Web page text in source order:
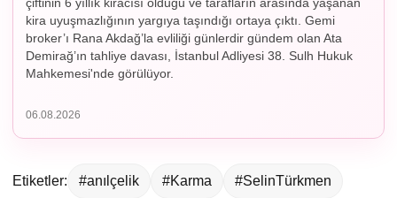
kira uyuşmazlığının yargıya taşındığı ortaya çıktı. Gemi
broker’ı Rana Akdağ’la evliliği günlerdir gündem olan Ata
Demirağ’ın tahliye davası, İstanbul Adliyesi 38. Sulh Hukuk
Mahkemesi'nde görülüyor.
06.08.2026
Etiketler: #anılçelik #Karma #SelinTürkmen